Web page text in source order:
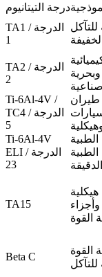
درجة التيتانيوم
TA1 / الدرجة
1
TA2 / الدرجة
2
Ti-6Al-4V /
TC4 / الدرجة
5
طيران
Ti-6Al-4V
ELI / الدرجة
23
الطبية
الدقيقة
TA15
هيكلية
القوة
Beta C
القوة